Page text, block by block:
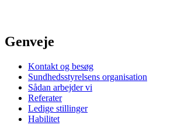
Genveje
Kontakt og besøg
Sundhedsstyrelsens organisation
Sådan arbejder vi
Referater
Ledige stillinger
Habilitet